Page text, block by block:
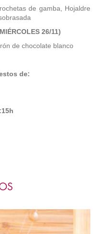
de gamba, Hojaldre
26/11)
de chocolate blanco
de: